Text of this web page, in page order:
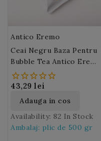
Antico Eremo
Ceai Negru Baza Pentru
Bubble Tea Antico Eremo
500 Gr
43,29 lei
Adauga in cos
Availability: 82 In Stock
Ambalaj: plic de 500 gr